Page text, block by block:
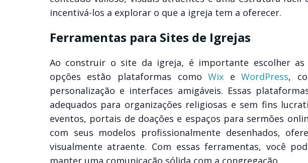
incentivá-los a explorar o que a igreja tem a oferecer.
Ferramentas para Sites de Igrejas
Ao construir o site da igreja, é importante escolher as
opções estão plataformas comoWix eWordPress,
personalização e interfaces amigáveis. Essas
adequados para organizações religiosas e sem fins
eventos, portais de doações e espaços para sermões
com seus modelos profissionalmente desenhados,
visualmente atraente. Com essas ferramentas, você
manter uma comunicação sólida com a congregação.